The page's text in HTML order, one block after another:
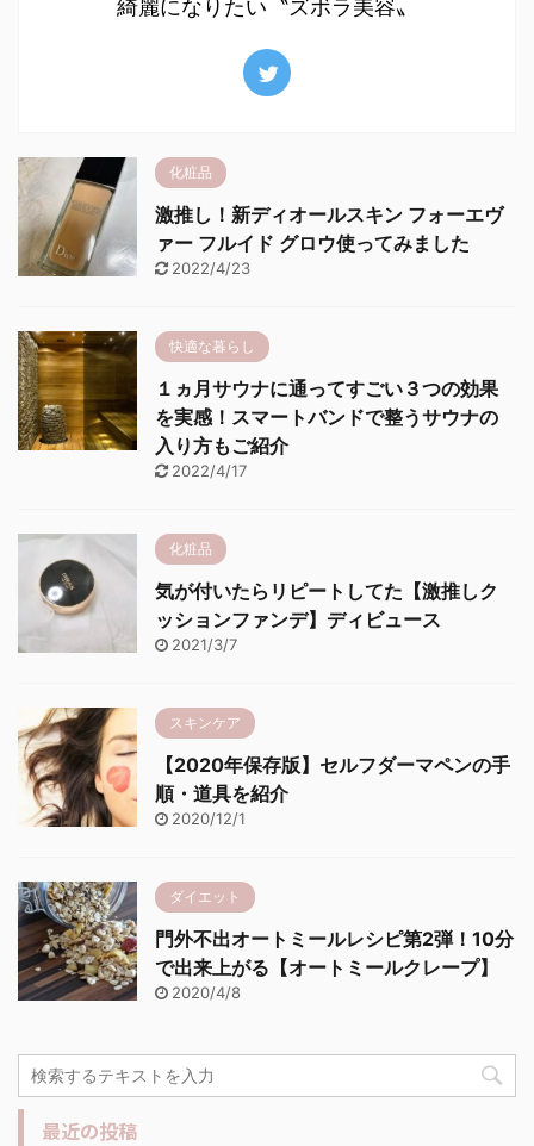
綺麗になりたい〝ズボラ美容〟
化粧品
激推し！新ディオールスキン フォーエヴ
ァー フルイド グロウ使ってみました
2022/4/23
快適な暮らし
１ヵ月サウナに通ってすごい３つの効果
を実感！スマートバンドで整うサウナの
入り方もご紹介
2022/4/17
化粧品
気が付いたらリピートしてた【激推しク
ッションファンデ】ディビュース
2021/3/7
スキンケア
【2020年保存版】セルフダーマペンの手
順・道具を紹介
2020/12/1
ダイエット
門外不出オートミールレシピ第2弾！10分
で出来上がる【オートミールクレープ】
2020/4/8
最近の投稿